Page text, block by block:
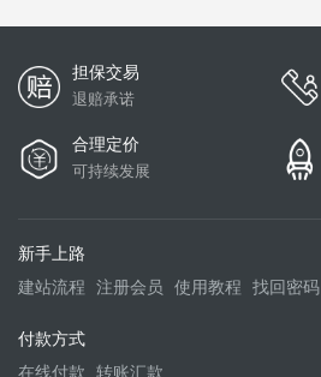
担保交易
退赔承诺
合理定价
可持续发展
新手上路
建站流程
注册会员 使用教程 找回密码
付款方式
在线付款
转账汇款